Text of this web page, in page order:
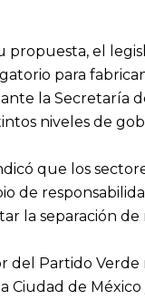
propuesta, el
para
la Secretaría
niveles de
que los
de
la separación de
del Partido
Ciudad de